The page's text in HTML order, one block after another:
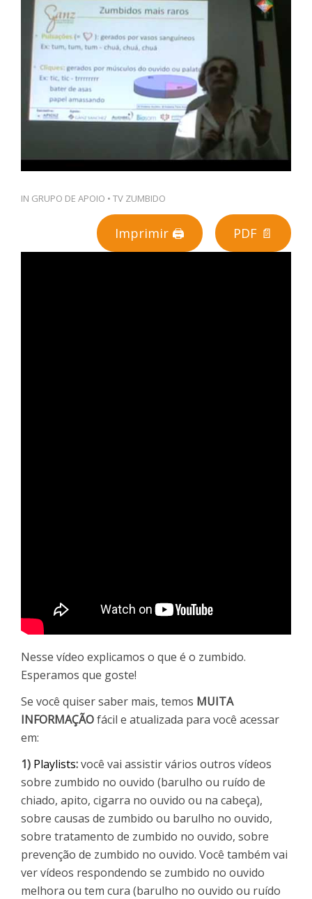
IN GRUPO DE APOIO • TV ZUMBIDO
Imprimir 🖨 PDF 📄
Nesse vídeo explicamos o que é o zumbido.
Esperamos que goste!
Se você quiser saber mais, temos MUITA
INFORMAÇÃOfácil e atualizada para você acessar
em:
1) Playlists:você vai assistir vários outros vídeos
sobre zumbido no ouvido (barulho ou ruído de
chiado, apito, cigarra no ouvido ou na cabeça),
sobre causas de zumbido ou barulho no ouvido,
sobre tratamento de zumbido no ouvido, sobre
prevenção de zumbido no ouvido. Você também vai
ver vídeos respondendo se zumbido no ouvido
melhora ou tem cura (barulho no ouvido ou ruído